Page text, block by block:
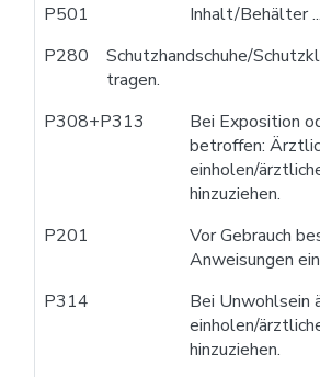
P501
Inhalt/Behälter
P280
Schutzhandschuhe/
tragen.
P308+P313
Bei Exposition
betroffen:
einholen/
hinzuziehen.
P201
Vor Gebrauch
Anweisungen
P314
Bei Unwohlsein
einholen/
hinzuziehen.